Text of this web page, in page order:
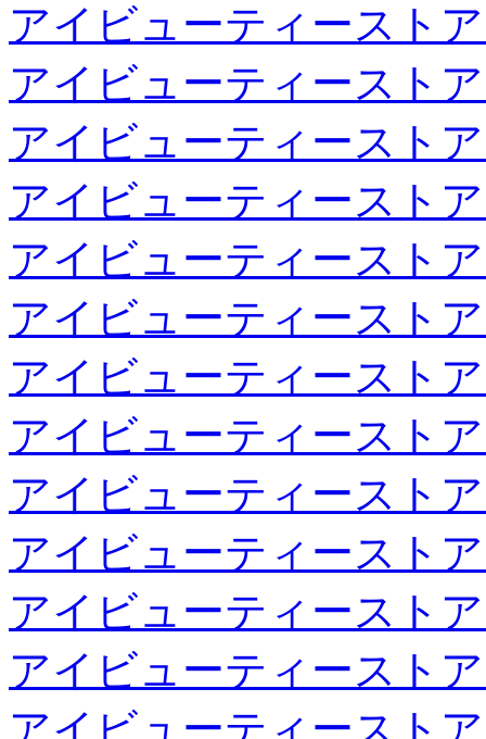
アイビューティースト
アイビューティースト
アイビューティースト
アイビューティースト
アイビューティースト
アイビューティースト
アイビューティースト
アイビューティースト
アイビューティースト
アイビューティースト
アイビューティースト
アイビューティースト
アイビューティースト